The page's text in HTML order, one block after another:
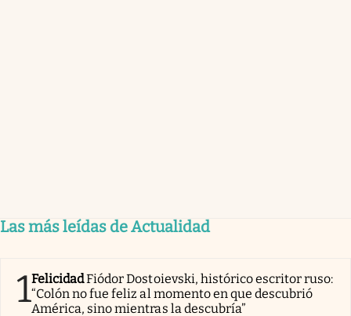
Las más leídas de Actualidad
1FelicidadFiódor Dostoievski, histórico escritor ruso:
“Colón no fue feliz al momento en que descubrió
América, sino mientras la descubría”